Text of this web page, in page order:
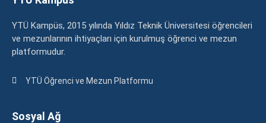
YTÜ Kampüs, 2015 yılında Yıldız Teknik Üniversitesi öğrencileri
ve mezunlarının ihtiyaçları için kurulmuş öğrenci ve mezun
platformudur.
YTÜ Öğrenci ve Mezun Platformu
Sosyal Ağ